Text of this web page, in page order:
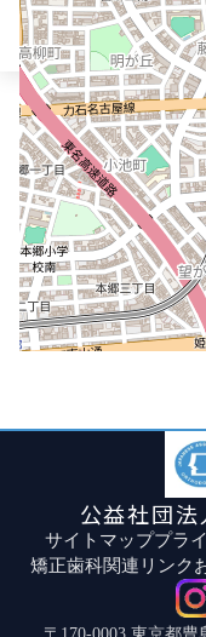
公益社団
サイトマッププラ
矯正歯科関連リンク